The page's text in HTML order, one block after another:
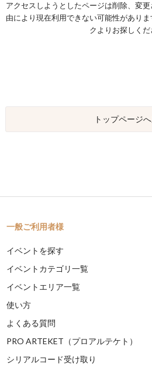
アクセスしようとしたページは削除、変
由により現在利用できない可能性があり
クよりお探しくだ
トップページ
一般ご利用者様
イベントを探す
イベントカテゴリ一覧
イベントエリア一覧
使い方
よくある質問
PRO ARTEKET（プロアルテケト）
シリアルコード受け取り